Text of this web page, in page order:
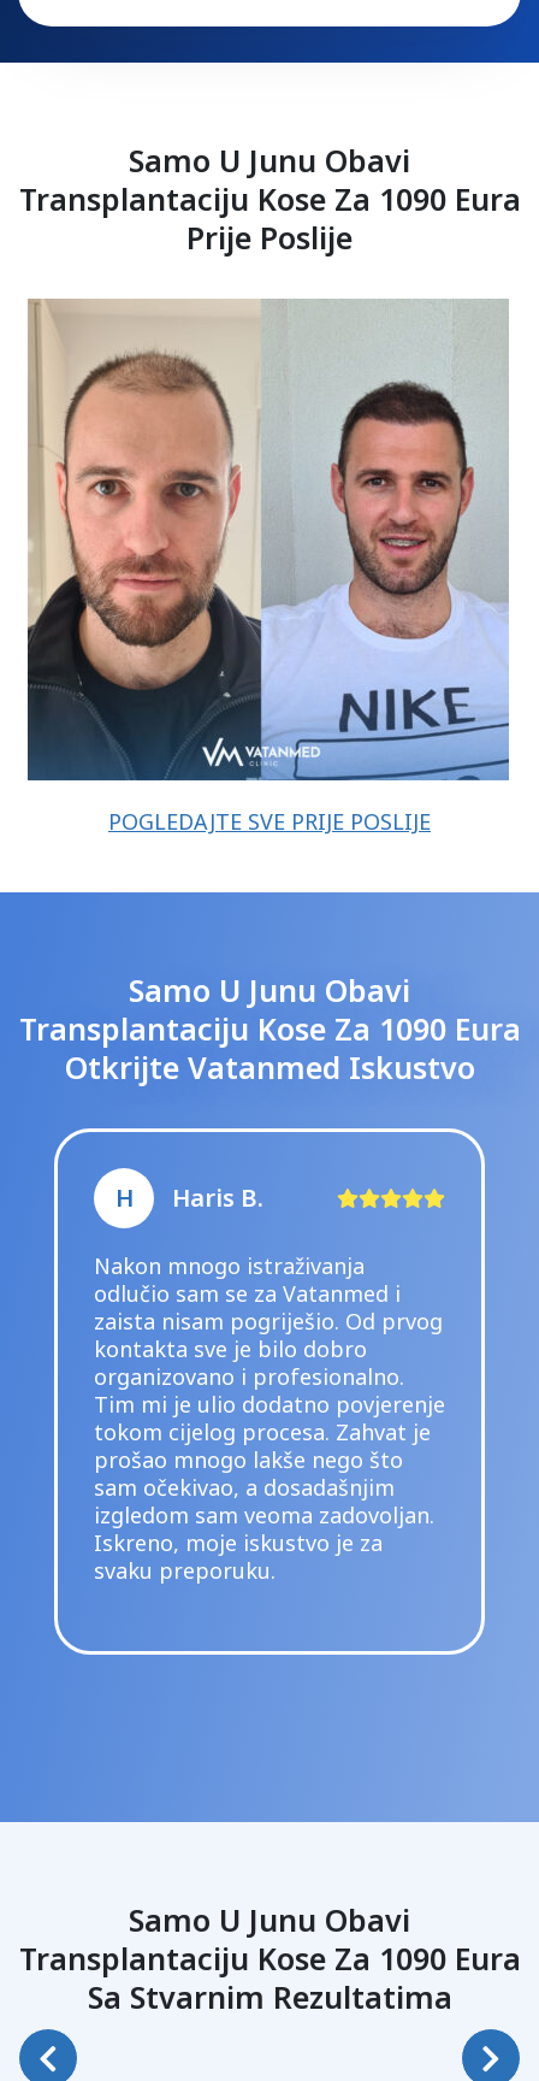
Samo U Junu Obavi
Transplantaciju Kose Za 1090 Eura
Prije Poslije
POGLEDAJTE SVE PRIJE POSLIJE
Samo U Junu Obavi
Transplantaciju Kose Za 1090 Eura
Otkrijte Vatanmed Iskustvo
H Haris B.
Nakon mnogo istraživanja
odlučio sam se za Vatanmed i
zaista nisam pogriješio. Od prvog
kontakta sve je bilo dobro
organizovano i profesionalno.
Tim mi je ulio dodatno povjerenje
tokom cijelog procesa. Zahvat je
prošao mnogo lakše nego što
sam očekivao, a dosadašnjim
izgledom sam veoma zadovoljan.
Iskreno, moje iskustvo je za
svaku preporuku.
Samo U Junu Obavi
Transplantaciju Kose Za 1090 Eura
Sa Stvarnim Rezultatima
Upoznajte Marko
Transplantacija Kose